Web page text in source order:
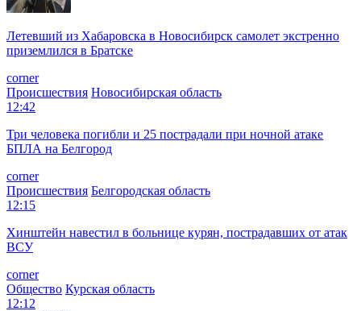
Летевший из Хабаровска в Новосибирск самолет экстренно
приземлился в Братске
corner
Происшествия Новосибирская область
12:42
Три человека погибли и 25 пострадали при ночной атаке
БПЛА на Белгород
corner
Происшествия Белгородская область
12:15
Хинштейн навестил в больнице курян, пострадавших от атак
ВСУ
corner
Общество Курская область
12:12